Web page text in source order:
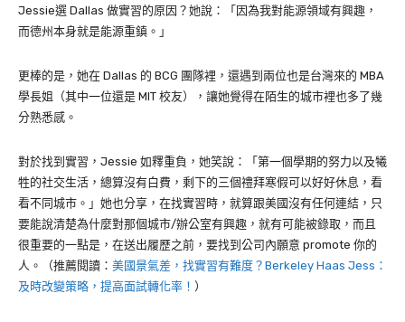
Jessie選 Dallas 做實習的原因？她說：「因為我對能源領域有興趣，
而德州本身就是能源重鎮。」
更棒的是，她在 Dallas 的 BCG 團隊裡，還遇到兩位也是台灣來的 MBA
學長姐（其中一位還是 MIT 校友），讓她覺得在陌生的城市裡也多了幾
分熟悉感。
對於找到實習，Jessie 如釋重負，她笑說：「第一個學期的努力以及犧
牲的社交生活，總算沒有白費，剩下的三個禮拜寒假可以好好休息，看
看不同城市。」她也分享，在找實習時，就算跟美國沒有任何連結，只
要能說清楚為什麼對那個城市/辦公室有興趣，就有可能被錄取，而且
很重要的一點是，在送出履歷之前，要找到公司內願意 promote 你的
人。（推薦閱讀： 美國景氣差，找實習有難度？Berkeley Haas Jess：
及時改變策略，提高面試轉化率！ ）